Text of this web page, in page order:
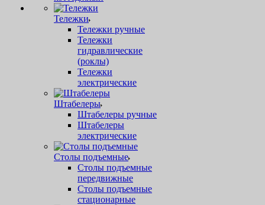
Тележки
Тележки ручные
Тележки
гидравлические
(роклы)
Тележки
электрические
Штабелеры
Штабелеры ручные
Штабелеры
электрические
Столы подъемные
Столы подъемные
передвижные
Столы подъемные
стационарные